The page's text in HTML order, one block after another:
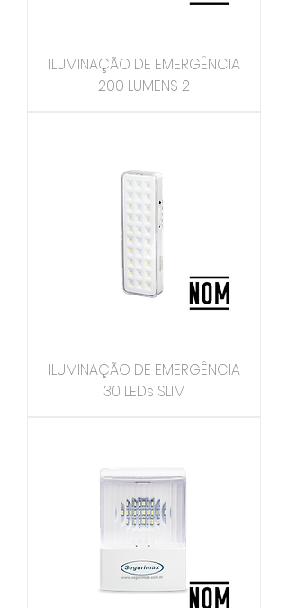
ILUMINAÇÃO DE EMERGÊNCIA
200 LUMENS 2
ILUMINAÇÃO DE EMERGÊNCIA
30 LEDs SLIM